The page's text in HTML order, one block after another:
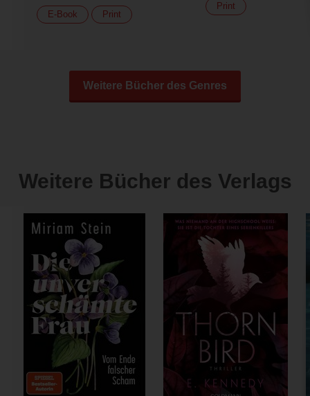
E-Book Print
Print
Weitere Bücher des Genres
Weitere Bücher des Verlags